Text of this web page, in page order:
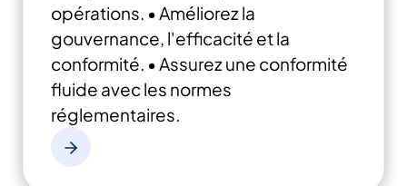
opérations. • Améliorez la
gouvernance, l'efficacité et la
conformité. • Assurez une conformité
fluide avec les normes
réglementaires.